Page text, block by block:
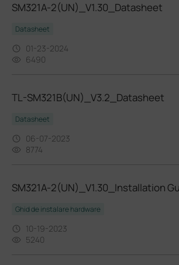
SM321A-2(UN)_V1.30_Datasheet
Datasheet
01-23-2024
6490
TL-SM321B(UN)_V3.2_Datasheet
Datasheet
06-07-2023
8774
SM321A-2(UN)_V1.30_Installation
Ghid de instalare hardware
10-19-2023
5240